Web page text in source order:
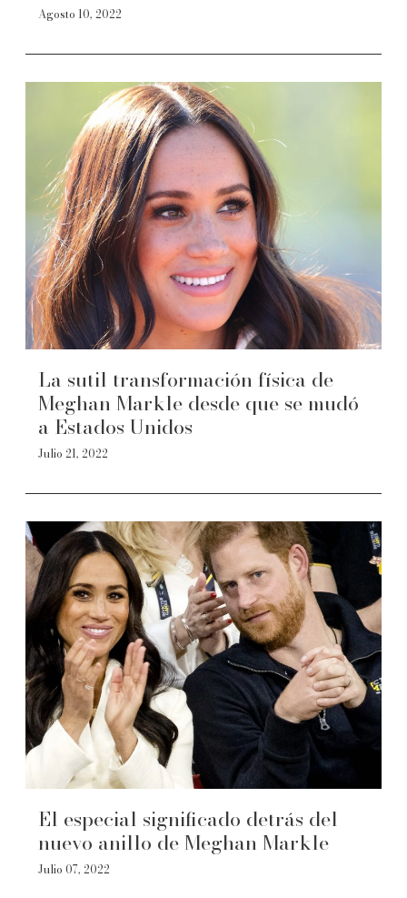
Agosto 10, 2022
La sutil transformación física de
Meghan Markle desde que se mudó
a Estados Unidos
Julio 21, 2022
El especial significado detrás del
nuevo anillo de Meghan Markle
Julio 07, 2022